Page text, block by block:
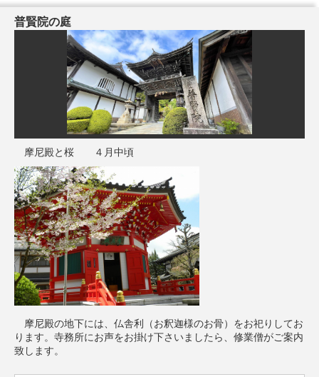
普賢院の庭
摩尼殿と桜 ４月中頃
摩尼殿の地下には、仏舎利（お釈迦様のお骨）をお祀りしてお
ります。寺務所にお声をお掛け下さいましたら、修業僧がご案内
致します。